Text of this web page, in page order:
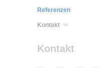
Referenzen
Kontakt
Kontakt